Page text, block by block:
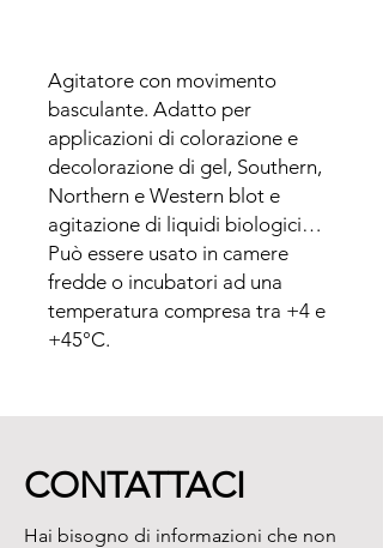
Agitatore con movimento
basculante. Adatto per
applicazioni di colorazione e
decolorazione di gel, Southern,
Northern e Western blot e
agitazione di liquidi biologici…
Può essere usato in camere
fredde o incubatori ad una
temperatura compresa tra +4 e
+45°C.
CONTATTACI
Hai bisogno di informazioni che non